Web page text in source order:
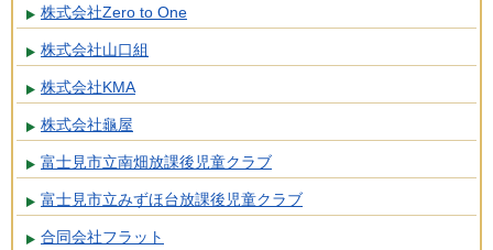
株式会社Zero to One
株式会社山口組
株式会社KMA
株式会社龜屋
富士見市立南畑放課後児童クラブ
富士見市立みずほ台放課後児童クラブ
合同会社フラット